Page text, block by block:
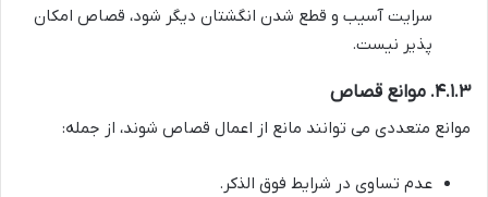
سرایت آسیب و قطع شدن انگشتان دیگر شود، قصاص امکان
پذیر نیست.
۴.۱.۳. موانع قصاص
موانع متعددی می توانند مانع از اعمال قصاص شوند، از جمله:
عدم تساوی در شرایط فوق الذکر.